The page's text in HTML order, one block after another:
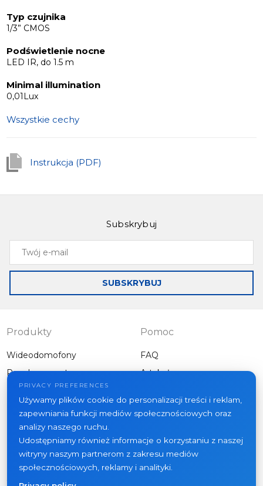
Typ czujnika
1/3” CMOS
Podświetlenie nocne
LED IR, do 1.5 m
Minimal illumination
0,01Lux
Wszystkie cechy
Instrukcja (PDF)
Subskrybuj
Twój
mail
SUBSKRYBUJ
Produkty
Wideodomofony
Panele zewnętrzne
Inny sprzęt
Pomoc
FAQ
Artykuły
Projekty
Aktualności
Kontakt
Gdzie kupić
PRIVACY PREFERENCES
Używamy plików cookie do personalizacji treści i reklam,
zapewniania funkcji mediów społecznościowych oraz
analizy naszego ruchu.
Udostępniamy również informacje o korzystaniu z naszej
witryny naszym partnerom z zakresu mediów
społecznościowych, reklamy i analityki.